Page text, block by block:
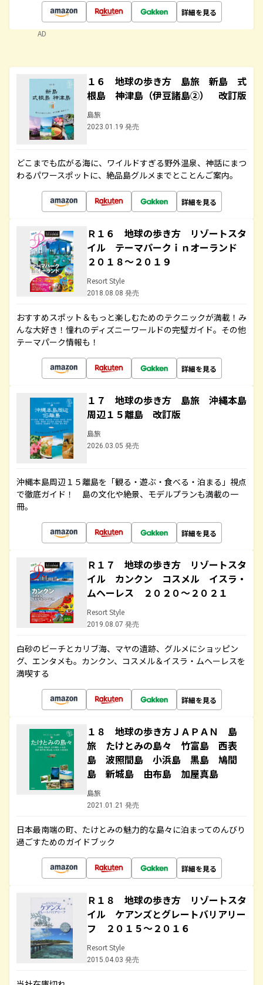
詳細を見る
AD
１６ 地球の歩き方 島旅 新島 式
根島 神津島（伊豆諸島②） 改訂版
島旅
2023.01.19 発売
どこまでも広がる海に、ワイルドすぎる野外温泉、神話にまつ
わるパワースポットに、絶品島グルメまでとことんご案内。
詳細を見る
Ｒ１６ 地球の歩き方 リゾートスタ
イル テーマパークｉｎオーランド
２０１８～２０１９
Resort Style
2018.08.08 発売
おすすめスポット＆もっと楽しむためのテクニックが満載！み
んな大好き！憧れのディズニーワールドの完璧ガイド。その他
テーマパーク情報も！
詳細を見る
１７ 地球の歩き方 島旅 沖縄本島
周辺１５離島 改訂版
島旅
2026.03.05 発売
沖縄本島周辺１５離島を「観る・遊ぶ・食べる・泊まる」視点
で徹底ガイド！ 島の文化や絶景、モデルプランも満載の一
冊。
詳細を見る
Ｒ１７ 地球の歩き方 リゾートスタ
イル カンクン コスメル イスラ・
ムヘーレス ２０２０～２０２１
Resort Style
2019.08.07 発売
白砂のビーチとカリブ海、マヤの遺跡、グルメにショッピン
グ、エンタメも。カンクン、コスメル＆イスラ・ムヘーレスを
満喫する
詳細を見る
１８ 地球の歩き方ＪＡＰＡＮ 島
旅 たけとみの島々 竹富島 西表
島 波照間島 小浜島 黒島 鳩間
島 新城島 由布島 加屋真島
島旅
2021.01.21 発売
日本最南端の町、たけとみの魅力的な島々に泊まってのんびり
過ごすためのガイドブック
詳細を見る
Ｒ１８ 地球の歩き方 リゾートスタ
イル ケアンズとグレートバリアリー
フ ２０１５～２０１６
Resort Style
2015.04.03 発売